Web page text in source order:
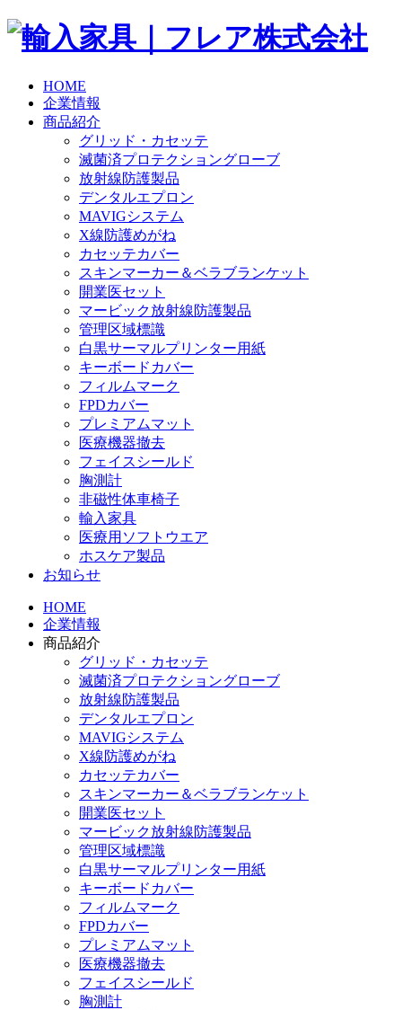
HOME
企業情報
商品紹介
グリッド・カセッテ
滅菌済プロテクショングローブ
放射線防護製品
デンタルエプロン
MAVIGシステム
X線防護めがね
カセッテカバー
スキンマーカー＆ベラブランケット
開業医セット
マービック放射線防護製品
管理区域標識
白黒サーマルプリンター用紙
キーボードカバー
フィルムマーク
FPDカバー
プレミアムマット
医療機器撤去
フェイスシールド
胸測計
非磁性体車椅子
輸入家具
医療用ソフトウエア
ホスケア製品
お知らせ
HOME
企業情報
商品紹介
グリッド・カセッテ
滅菌済プロテクショングローブ
放射線防護製品
デンタルエプロン
MAVIGシステム
X線防護めがね
カセッテカバー
スキンマーカー＆ベラブランケット
開業医セット
マービック放射線防護製品
管理区域標識
白黒サーマルプリンター用紙
キーボードカバー
フィルムマーク
FPDカバー
プレミアムマット
医療機器撤去
フェイスシールド
胸測計